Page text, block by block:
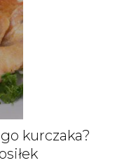
kurczaka?